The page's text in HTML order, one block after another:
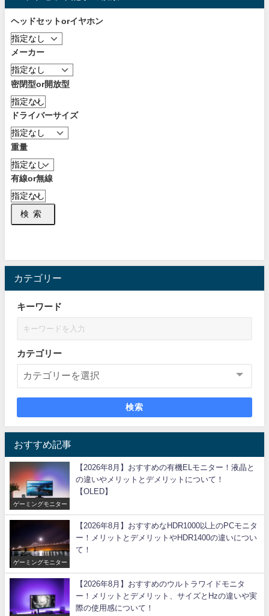
ヘッドセットorイヤホン
メーカー
密閉型or開放型
ドライバーサイズ
重量
有線or無線
検索
カテゴリー
キーワード
カテゴリー
検索
おすすめ記事
ゲーミングモニター
【2026年8月】おすすめの有機ELモニター！液晶と
の違いやメリットとデメリットについて！
【OLED】
ゲーミングモニター
【2026年8月】おすすめなHDR1000以上のPCモニタ
ー！メリットとデメリットやHDR1400の違いについ
て！
【2026年8月】おすすめのウルトラワイドモニタ
ー！メリットとデメリット、サイズとHzの違いや実
際の使用感について！